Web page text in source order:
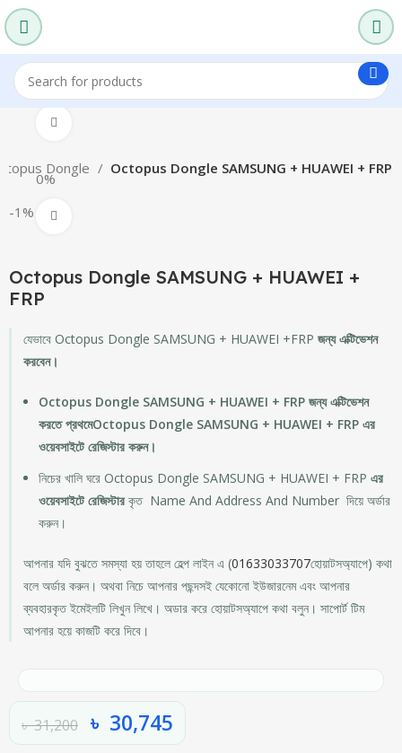
Dongle Octopus Dongle SAMSUNG + HUAWEI + FRP
-1%
0%
Octopus Dongle SAMSUNG + HUAWEI +
FRP
যেভাবে Octopus Dongle SAMSUNG + HUAWEI +FRP জন্য এক্টিভেশন
করবেন।
Octopus Dongle SAMSUNG + HUAWEI + FRP জন্য এক্টিভেশন
করতে প্রথমেOctopus Dongle SAMSUNG + HUAWEI + FRP এর
ওয়েবসাইটে রেজিস্টার করুন।
নিচের খালি ঘরে Octopus Dongle SAMSUNG + HUAWEI + FRPএর
ওয়েবসাইটে রেজিস্টার কৃত Name And Address And Number দিয়ে অর্ডার
করুন।
আপনার যদি বুঝতে সমস্যা হয় তাহলে হেল্প লাইন এ (01633033707হোয়াটসঅ্যাপে) কথা
বলে অর্ডার করুন। অথবা নিচে আপনার পছন্দসই যেকোনো ইউজারনেম এবং আপনার
ব্যবহারকৃত ইমেইলটি লিখুন লিখে। অডার করে হোয়াটসঅ্যাপে কথা বলুন। সাপোর্ট টিম
আপনার হয়ে কাজটি করে দিবে।
৳31,200 ৳ 30,745